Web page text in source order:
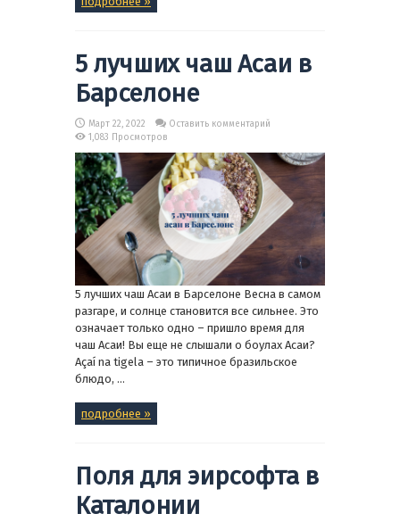
5 лучших чаш Асаи в
Барселоне
Март 22, 2022
Оставить комментарий
1,083 Просмотров
5 лучших чаш Асаи в Барселоне Весна в самом
разгаре, и солнце становится все сильнее. Это
означает только одно – пришло время для
чаш Асаи! Вы еще не слышали о боулах Асаи?
Açaí na tigela – это типичное бразильское
блюдо, ...
подробнее »
Поля для эирсофта в
Каталонии